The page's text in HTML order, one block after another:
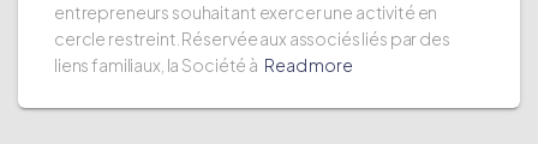
entrepreneurs souhaitant exercer une activité en
cercle restreint. Réservée aux associés liés par des
liens familiaux, la Société à Read more